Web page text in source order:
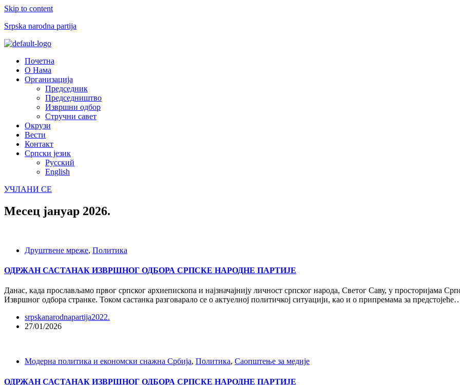
Skip to content
Srpska narodna partija
Menu
Почетна
О Нама
Организација
Председник
Председништво
Извршни одбор
Стручни савет
Окрузи
Вести
Контакт
Српски језик
Русский
English
УЧЛАНИ СЕ
Месец јануар 2026.
Друштвене мреже, Политика
ОДРЖАН САСТАНАК ИЗВРШНОГ ОДБОРА СРПСКЕ НАРОДНЕ ПАРТИЈЕ
Данас, када прослављамо првог српског архиепископа и најзначајнију личност српског народа, Светог Саву, у просторијама
Извршног одбора странке. Током састанка разговарало се о актуелној политичкој ситуацији, као и о припремама за
srpskanarodnapartija2022.
27/01/2026
Модерна политика и економски снажна Србија, Политика, Саопштење за медије
ОДРЖАН САСТАНАК ИЗВРШНОГ ОДБОРА СРПСКЕ НАРОДНЕ ПАРТИЈЕ